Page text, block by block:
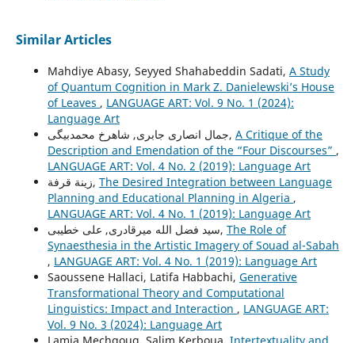
Similar Articles
Mahdiye Abasy, Seyyed Shahabeddin Sadati, A Study
of Quantum Cognition in Mark Z. Danielewski’s House
of Leaves , LANGUAGE ART: Vol. 9 No. 1 (2024):
Language Art
جمال انصاری جابری, شاهرخ محمدبیگی, A Critique of the
Description and Emendation of the “Four Discourses” ,
LANGUAGE ART: Vol. 4 No. 2 (2019): Language Art
زينة قرفة, The Desired Integration between Language
Planning and Educational Planning in Algeria ,
LANGUAGE ART: Vol. 4 No. 1 (2019): Language Art
سید فضل الله میرقادری, علی خطیبی, The Role of
Synaesthesia in the Artistic Imagery of Souad al-Sabah
, LANGUAGE ART: Vol. 4 No. 1 (2019): Language Art
Saoussene Hallaci, Latifa Habbachi, Generative
Transformational Theory and Computational
Linguistics: Impact and Interaction , LANGUAGE ART:
Vol. 9 No. 3 (2024): Language Art